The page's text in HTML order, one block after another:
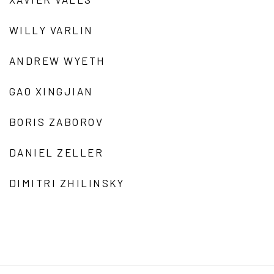
WILLY VARLIN
ANDREW WYETH
GAO XINGJIAN
BORIS ZABOROV
DANIEL ZELLER
DIMITRI ZHILINSKY